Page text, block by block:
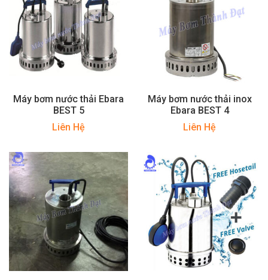
Máy bơm nước thải Ebara
BEST 5
Liên Hệ
Máy bơm nước thải inox
Ebara BEST 4
Liên Hệ